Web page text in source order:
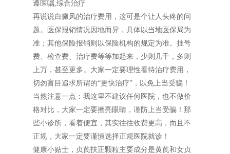
遵医嘱,综合治疗
再说说白癜风的治疗费用，这可是个让人头疼的问
题。医保报销情况因地而异，具体以当地医保局为
准；其他保险报销则以保险机构的规定为准。挂号
费、检查费、治疗费等等加起来，少则几千，多则
上万，甚至更多。大家一定要理性看待治疗费用，
切勿盲目追求所谓的“更快治疗”，以免上当受骗！
当然注意一点：我这里不建议任何医院，也不做价
格对比，大家一定要擦亮眼睛，谨防上当受骗！那
些小诊所，看着便宜，其实往往收费更高，而且不
正规，大家一定要谨慎选择正规医院就诊！
健康小贴士，贞芪扶正颗粒主要成分是黄芪和女贞